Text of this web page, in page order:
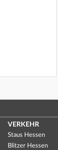
VERKEHR
Staus Hessen
Blitzer Hessen